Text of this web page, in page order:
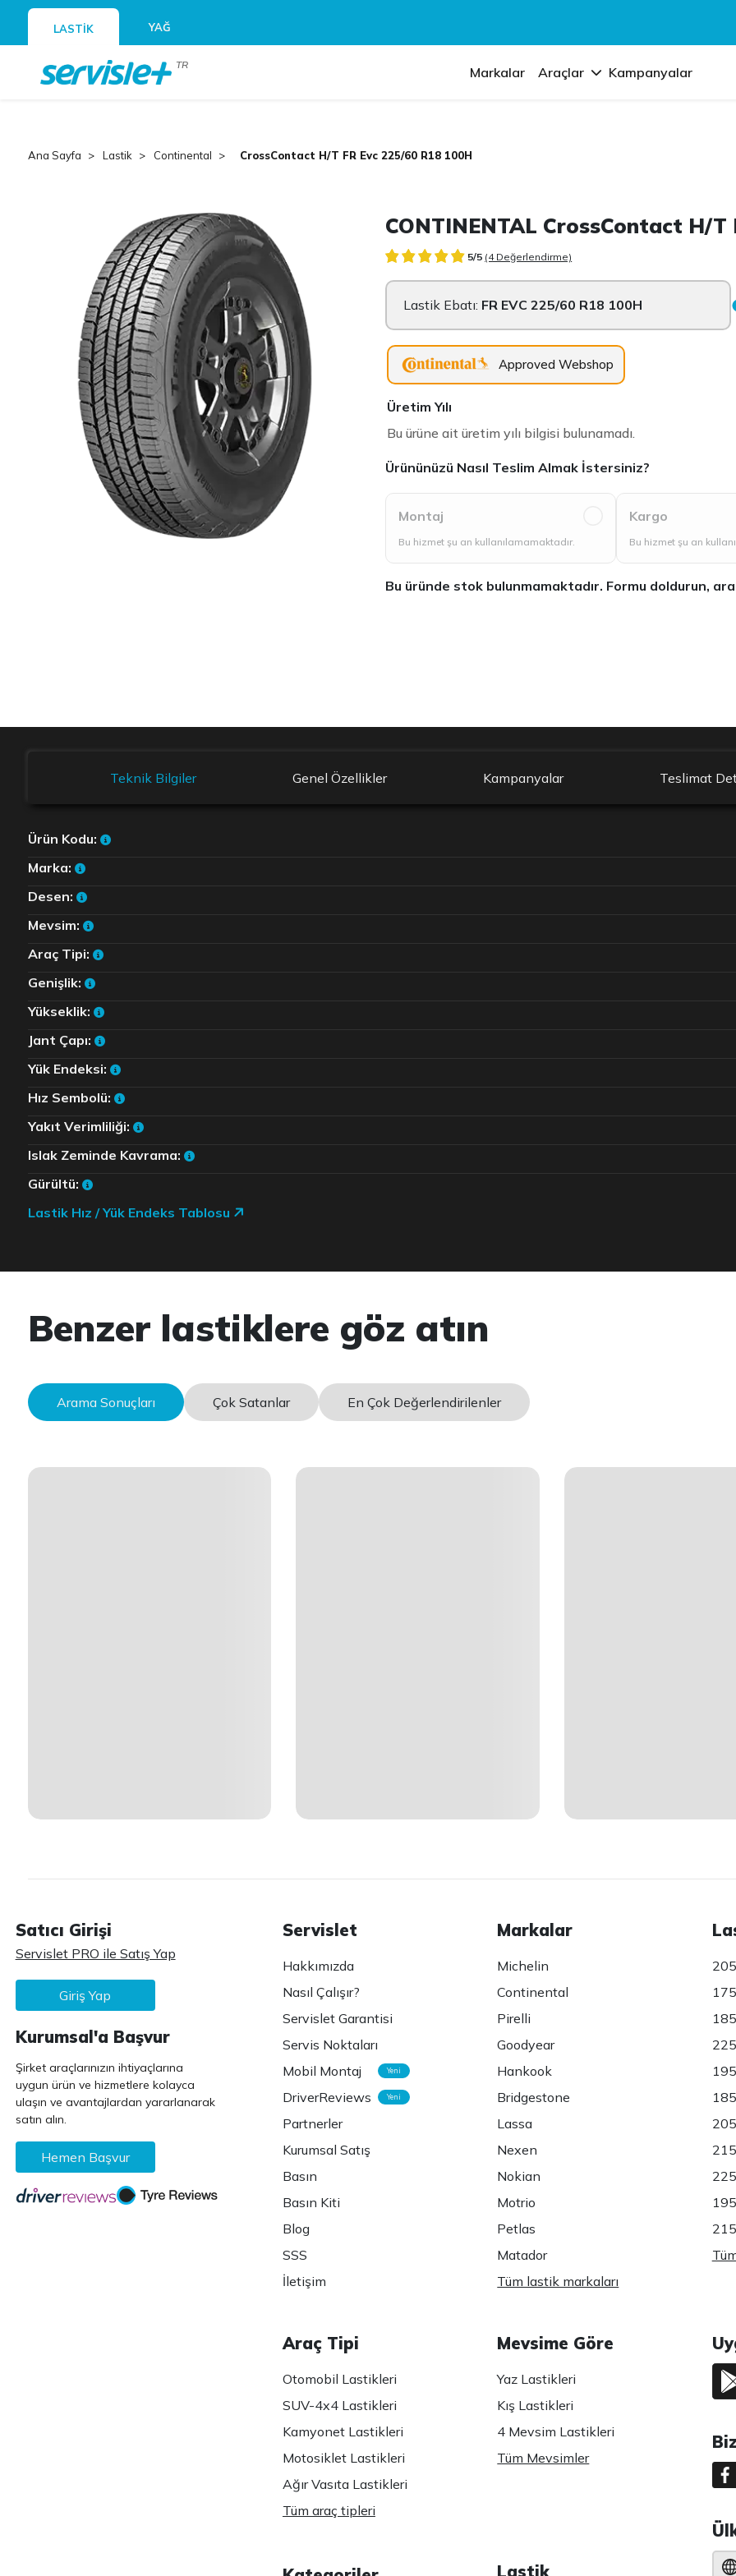
LASTİK YAĞ
TR Markalar Araçlar Kampanyalar
Ana Sayfa Lastik Continental CrossContact H/T FR Evc 225/60 R18 100H
CONTINENTAL CrossContact H/T
5/5 (4 Değerlendirme)
Lastik Ebatı: FR EVC 225/60 R18 100H
Approved Webshop
Üretim Yılı
Bu ürüne ait üretim yılı bilgisi bulunamadı.
Ürününüzü Nasıl Teslim Almak İstersiniz?
Montaj
Bu hizmet şu an kullanılamamaktadır.
Kargo
Bu hizmet şu an
Bu üründe stok bulunmamaktadır. Formu doldurun,
Teknik Bilgiler Genel Özellikler Kampanyalar Teslimat
Ürün Kodu:
Marka:
Desen:
Mevsim:
Araç Tipi:
Genişlik:
Yükseklik:
Jant Çapı:
Yük Endeksi:
Hız Sembolü:
Yakıt Verimliliği:
Islak Zeminde Kavrama:
Gürültü:
Lastik Hız / Yük Endeks Tablosu
Benzer lastiklere göz atın
Arama Sonuçları Çok Satanlar En Çok Değerlendirilenler
Satıcı Girişi
Servislet PRO ile Satış Yap
Giriş Yap
Kurumsal'a Başvur
Şirket araçlarınızın ihtiyaçlarına
uygun ürün ve hizmetlere kolayca
ulaşın ve avantajlardan yararlanarak
satın alın.
Hemen Başvur
Servislet
Hakkımızda
Nasıl Çalışır?
Servislet Garantisi
Servis Noktaları
Mobil Montaj
Yeni
DriverReviews Yeni
Partnerler
Kurumsal Satış
Basın
Basın Kiti
Blog
SSS
İletişim
Markalar
Michelin
Continental
Pirelli
Goodyear
Hankook
Bridgestone
Lassa
Nexen
Nokian
Motrio
Petlas
Matador
Tüm lastik markaları
Araç Tipi
Otomobil Lastikleri
SUV-4x4 Lastikleri
Kamyonet Lastikleri
Motosiklet Lastikleri
Ağır Vasıta Lastikleri
Tüm araç tipleri
Mevsime Göre
Yaz Lastikleri
Kış Lastikleri
4 Mevsim Lastikleri
Tüm Mevsimler
Lastik